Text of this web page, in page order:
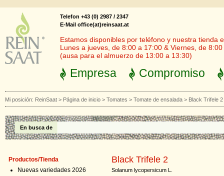
Telefon +43 (0) 2987 / 2347
E-Mail office(at)reinsaat.at
Estamos disponibles por teléfono y nuestra tienda
Lunes a jueves, de 8:00 a 17:00 & Viernes, de
(ausa para el almuerzo de 13:00 a 13:30)
Empresa Compromiso
Mi posición: ReinSaat > Página de inicio > Tomates > Tomate de ensalada > Black Trifele 2
En busca de
Productos/Tienda
Nuevas variedades 2026
Black Trifele 2
Solanum lycopersicum L.